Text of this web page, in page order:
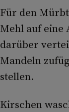
Für den
Mehl auf eine
darüber
Mandeln
stellen.
Kirschen